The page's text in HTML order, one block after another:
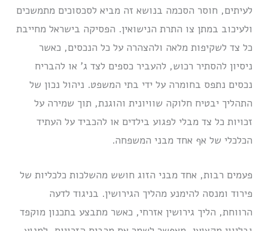
לעיתים, חוסר הסכמה בנושא זה מביא לסכסוכים מתמשכים
ולעיכוב במתן צו התרת הנישואין. הפסיקה בישראל מחייבת
כל צד לשקיפות מלאה ולהצהרה על כל הנכסים, כאשר
ניסיון להסתיר רכוש, להעביר כספים לצד ג’ או להבריח
נכסים נתפס בחומרה על ידי בתי המשפט. ניהול נכון של
התהליך יבטיח חלוקה שוויונית והוגנת, תוך שמירה על
זכויות כל צד מבלי לפגוע בילדים או להכביד על העתיד
הכלכלי של אף אחד מבני המשפחה.
פעמים רבות, אחד מבני הזוג חושש מהשלכות כלכליות של
פירוד ומנסה להימנע מהליך הגירושין. בניגוד לדעה
הרווחת, הליך גירושין אזרחי, כאשר מתבצע בתכנון מוקפד